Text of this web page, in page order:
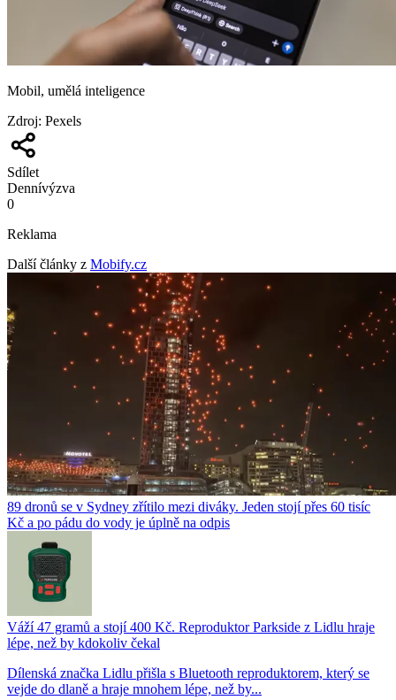
Mobil, umělá inteligence
Zdroj: Pexels
Sdílet
Dennívýzva
0
Reklama
Další články z Mobify.cz
89 dronů se v Sydney zřítilo mezi diváky. Jeden stojí přes 60 tisíc
Kč a po pádu do vody je úplně na odpis
Váží 47 gramů a stojí 400 Kč. Reproduktor Parkside z Lidlu hraje
lépe, než by kdokoliv čekal
Dílenská značka Lidlu přišla s Bluetooth reproduktorem, který se
vejde do dlaně a hraje mnohem lépe, než by...